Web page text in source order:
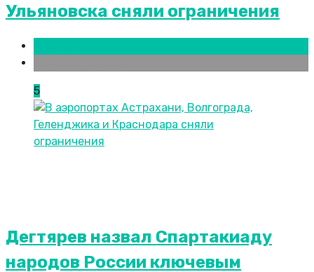
Ульяновска сняли ограничения
5
Дегтярев назвал Спартакиаду
народов России ключевым